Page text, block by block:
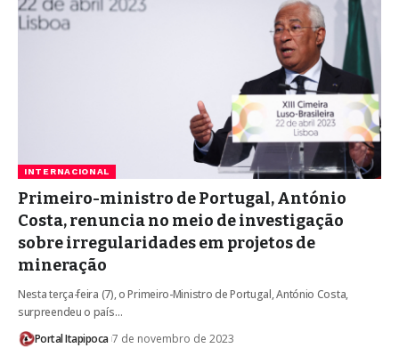
INTERNACIONAL
Primeiro-ministro de Portugal, António
Costa, renuncia no meio de investigação
sobre irregularidades em projetos de
mineração
Nesta terça-feira (7), o Primeiro-Ministro de Portugal, António Costa,
surpreendeu o país…
Portal Itapipoca 7 de novembro de 2023